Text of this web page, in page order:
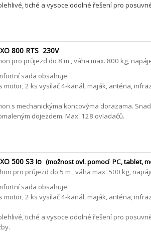
tiché a vysoce odolné řešení pro
800 RTS 230V
pro průjezd do 8 m , váha max. 800 kg,
sada obsahuje:
motor, 2 ks vysílač 4-kanál, maják, anténa,
s mechanickýma koncovýma dorazama.
dojezdem. Max. 128 ovladačů.
500 S3 io (možnost ovl. pomocí PC, tablet,
pro průjezd do 5 m , váha max. 500 kg,
sada obsahuje:
motor, 2 ks vysílač 4-kanál, maják, anténa,
tiché a vysoce odolné řešení pro